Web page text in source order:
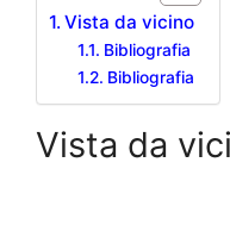
Vista da vicino
Bibliografia
Bibliografia
Vista da